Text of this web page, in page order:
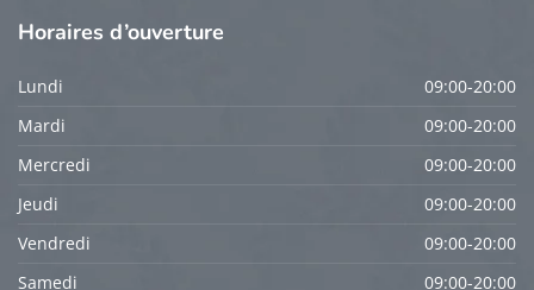
Horaires d’ouverture
Lundi
09:00-20:00
Mardi
09:00-20:00
Mercredi
09:00-20:00
Jeudi
09:00-20:00
Vendredi
09:00-20:00
Samedi
09:00-20:00